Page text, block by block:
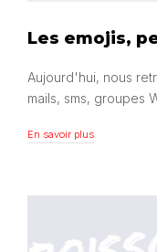
Les emojis,
Aujourd'hui, nous
mails, sms, groupes
En savoir plus